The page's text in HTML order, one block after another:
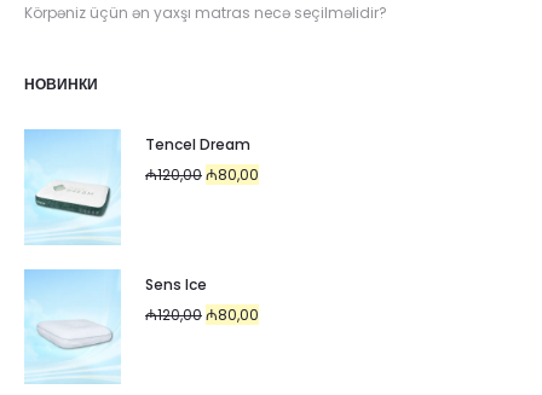
Körpəniz üçün ən yaxşı matras necə seçilməlidir?
НОВИНКИ
Tencel Dream
₼120,00Первоначальная
₼80,00
Sens Ice
₼120,00Первоначальная
₼80,00